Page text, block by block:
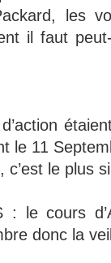
les
il faut
le 11
le plus
le cours
donc la